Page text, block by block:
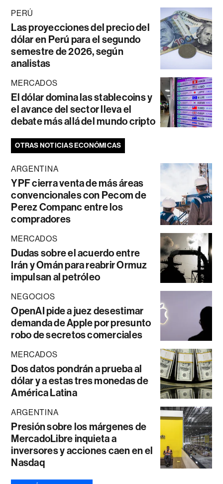
PERÚ
Las proyecciones del precio del
dólar en Perú para el segundo
semestre de 2026, según
analistas
MERCADOS
El dólar domina las stablecoins y
el avance del sector lleva el
debate más allá del mundo cripto
OTRAS NOTICIAS ECONÓMICAS
ARGENTINA
YPF cierra venta de más áreas
convencionales con Pecom de
Perez Companc entre los
compradores
MERCADOS
Dudas sobre el acuerdo entre
Irán y Omán para reabrir Ormuz
impulsan al petróleo
NEGOCIOS
OpenAI pide a juez desestimar
demanda de Apple por presunto
robo de secretos comerciales
MERCADOS
Dos datos pondrán a prueba al
dólar y a estas tres monedas de
América Latina
ARGENTINA
Presión sobre los márgenes de
MercadoLibre inquieta a
inversores y acciones caen en el
Nasdaq